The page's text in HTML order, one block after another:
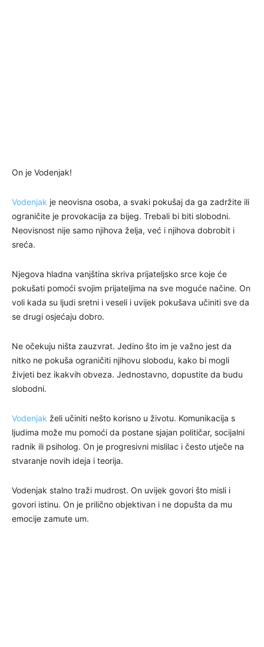
On je Vodenjak!
Vodenjak je neovisna osoba, a svaki pokušaj da ga zadržite ili
ograničite je provokacija za bijeg. Trebali bi biti slobodni.
Neovisnost nije samo njihova želja, već i njihova dobrobit i
sreća.
Njegova hladna vanjština skriva prijateljsko srce koje će
pokušati pomoći svojim prijateljima na sve moguće načine. On
voli kada su ljudi sretni i veseli i uvijek pokušava učiniti sve da
se drugi osjećaju dobro.
Ne očekuju ništa zauzvrat. Jedino što im je važno jest da
nitko ne pokuša ograničiti njihovu slobodu, kako bi mogli
živjeti bez ikakvih obveza. Jednostavno, dopustite da budu
slobodni.
Vodenjak želi učiniti nešto korisno u životu. Komunikacija s
ljudima može mu pomoći da postane sjajan političar, socijalni
radnik ili psiholog. On je progresivni mislilac i često utječe na
stvaranje novih ideja i teorija.
Vodenjak stalno traži mudrost. On uvijek govori što misli i
govori istinu. On je prilično objektivan i ne dopušta da mu
emocije zamute um.